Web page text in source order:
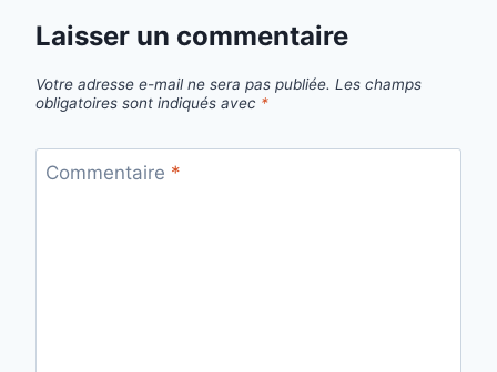
Laisser un commentaire
Votre adresse e-mail ne sera pas publiée. Les champs
obligatoires sont indiqués avec *
Commentaire *